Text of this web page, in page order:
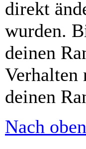
direkt
wurden.
deinen
deinen
Nach oben